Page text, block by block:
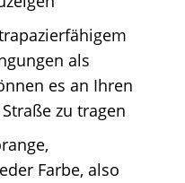
als
es an Ihren
zu tragen
Farbe, also